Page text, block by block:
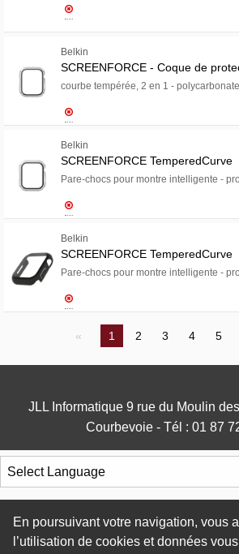
En poursuivant votre navigation, vous
l’utilisation de cookies et données
Belkin
Belkin
SCREENFORCE TemperedCurve
Belkin
SCREENFORCE TemperedCurve
1 2 3 4 5
JLL Informatique 9 rue du Moulin
Courbevoie - Tél : 01 87